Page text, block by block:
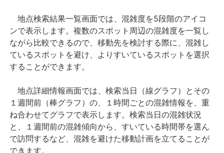
地点検索結果一覧画面では、混雑度を5段階のアイコ
ンで表示します。複数のスポット周辺の混雑度を一覧し
ながら比較できるので、移動先を検討する際に、混雑し
ているスポットを避け、よりすいているスポットを選択
することができます。
地点詳細情報画面では、検索当日（線グラフ）とその
１週間前（棒グラフ）の、１時間ごとの混雑情報を、重
ね合わせてグラフで表示します。検索当日の混雑状況
と、１週間前の混雑傾向から、すいている時間帯を選ん
で訪問するなど、混雑を避けた移動計画を立てることが
できます。